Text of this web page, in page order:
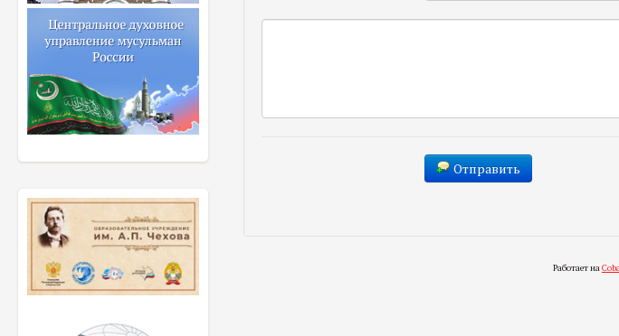
Отправить
Работает на